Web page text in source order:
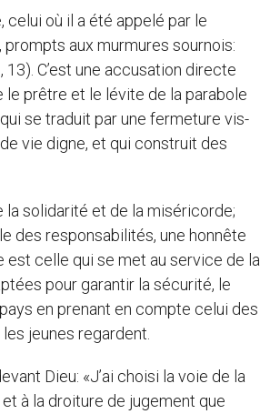
celui où il a été appelé par le
aux murmures sournois:
C’est une accusation directe
le prêtre et le lévite de la parabole
se traduit par une fermeture vis-
vie digne, et qui construit des
la solidarité et de la miséricorde;
des responsabilités, une honnête
celle qui se met au service de la
pour garantir la sécurité, le
en prenant en compte celui des
jeunes regardent.
Dieu: «J’ai choisi la voie de la
à la droiture de jugement que